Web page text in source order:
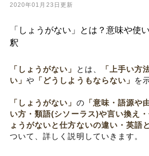
2020年01月23日更新
「しょうがない」とは？意味や使
釈
「しょうがない」 とは、
「上手い方
い」や 「どうしようもならない」 を
「しょうがない」 の 「意味・語源や
い方・類語(シソーラス)や言い換え
ょうがないと仕方ないの違い・英語
ついて、詳しく説明していきます。